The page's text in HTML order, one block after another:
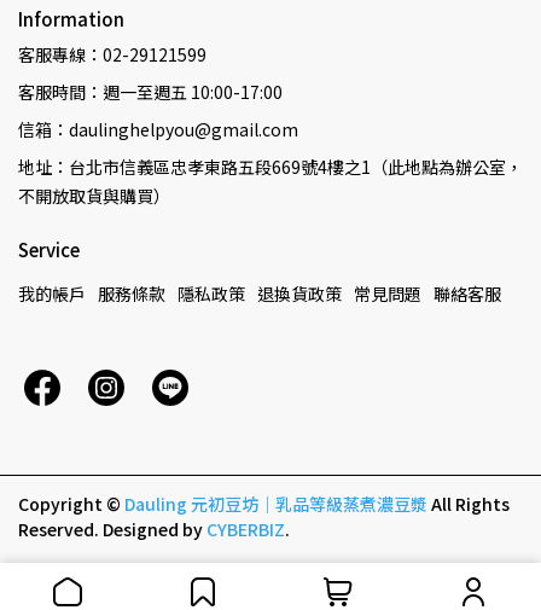
Information
客服專線：02-29121599
客服時間：週一至週五 10:00-17:00
信箱：daulinghelpyou@gmail.com
地址：台北市信義區忠孝東路五段669號4樓之1（此地點為辦公室，
不開放取貨與購買）
Service
我的帳戶 服務條款 隱私政策 退換貨政策 常見問題 聯絡客服
Copyright © Dauling 元初豆坊｜乳品等級蒸煮濃豆漿 All Rights
Reserved. Designed by CYBERBIZ.